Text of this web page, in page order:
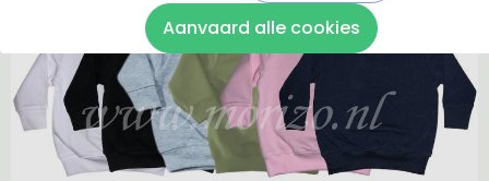
Aanvaard alle cookies